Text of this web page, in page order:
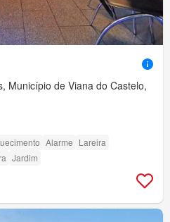
Município de Viana do Castelo,
Alarme Lareira
Jardim